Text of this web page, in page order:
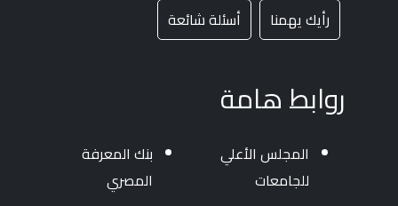
رأيك يهمنا
أسئلة شائعة
روابط هامة
المجلس الأعلي
للجامعات
بنك المعرفة
المصري